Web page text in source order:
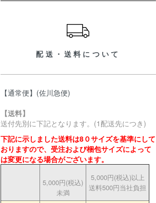
配送・送料について
【通常便】(佐川急便)
【送料】
送付先別に下記となります。(1配送先につき)
下記に示しました送料は8０サイズを基準にして
おりますので、受注および梱包サイズによって
は変更になる場合がございます。
5,000円(税込)
未満
5,000円(税込)以上
送料500円当社負担